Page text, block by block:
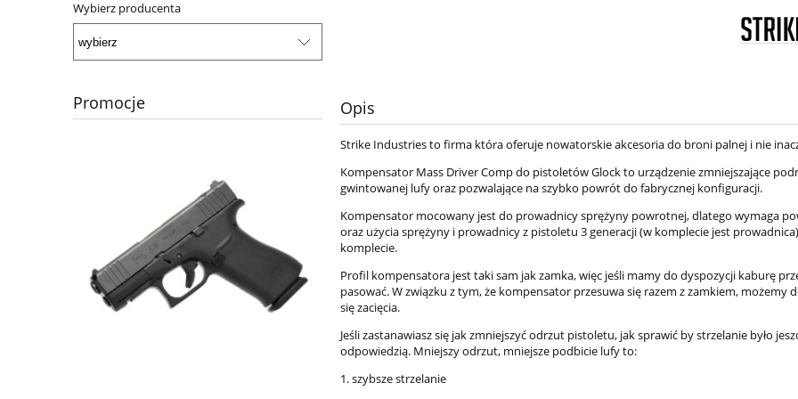
Wybierz producenta
Promocje Opis
Strike Industries to firma która oferuje nowatorskie akcesoria do broni palnej i nie
Kompensator Mass Driver Comp do pistoletów Glock to urządzenie zmniejszające
gwintowanej lufy oraz pozwalające na szybko powrót do fabrycznej konfiguracji.
Kompensator mocowany jest do prowadnicy sprężyny powrotnej, dlatego wymaga
oraz użycia sprężyny i prowadnicy z pistoletu 3 generacji (w komplecie jest
komplecie.
Profil kompensatora jest taki sam jak zamka, więc jeśli mamy do dyspozycji kaburę
pasować. W związku z tym, że kompensator przesuwa się razem z zamkiem, możemy
się zacięcia.
Jeśli zastanawiasz się jak zmniejszyć odrzut pistoletu, jak sprawić by strzelanie było
odpowiedzią. Mniejszy odrzut, mniejsze podbicie lufy to:
1. szybsze strzelanie